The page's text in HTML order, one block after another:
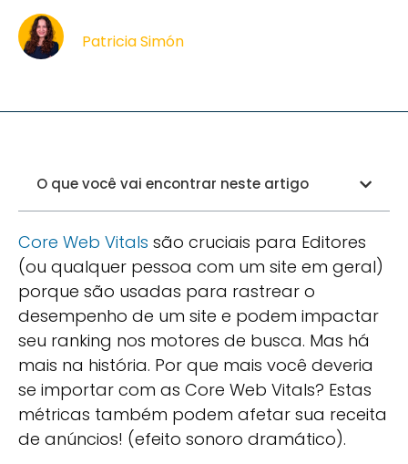
Patricia Simón
O que você vai encontrar neste artigo
Core Web Vitals são cruciais para Editores
(ou qualquer pessoa com um site em geral)
porque são usadas para rastrear o
desempenho de um site e podem impactar
seu ranking nos motores de busca. Mas há
mais na história. Por que mais você deveria
se importar com as Core Web Vitals? Estas
métricas também podem afetar sua receita
de anúncios! (efeito sonoro dramático).